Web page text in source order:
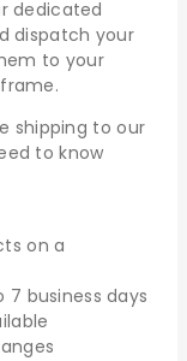
dedicated
dispatch your
to your
shipping to our
to know
on a
business days